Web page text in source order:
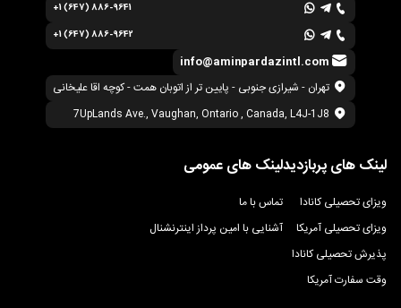
info@aminpardazintl.com
+1 (647) 886-9641
+1 (647) 886-9642
تهران - شیرازی جنوبی - پایین تر از اتوبان همت - کوچه اقا علیخانی
7UpLands Ave., Vaughan, Ontario , Canada, L4J-1J8
لینک های پربازدید
ویزای تحصیلی کانادا
ویزای تحصیلی آمریکا
پذیرش تحصیلی کانادا
وقت سفارت آمریکا
لینک های عمومی
تماس با ما
آشنایی با امین پرداز اینترنشنال